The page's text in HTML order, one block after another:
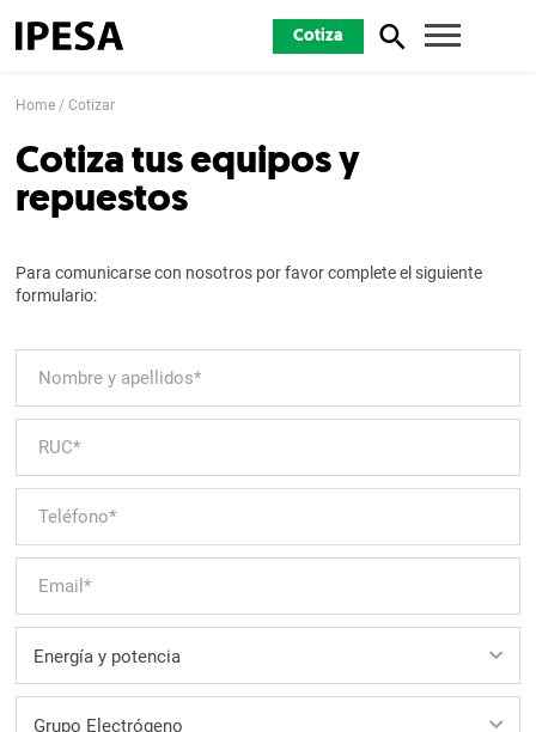
Cotiza
Home Cotizar
Cotiza tus equipos y
repuestos
Para comunicarse con nosotros por favor complete el siguiente
formulario: